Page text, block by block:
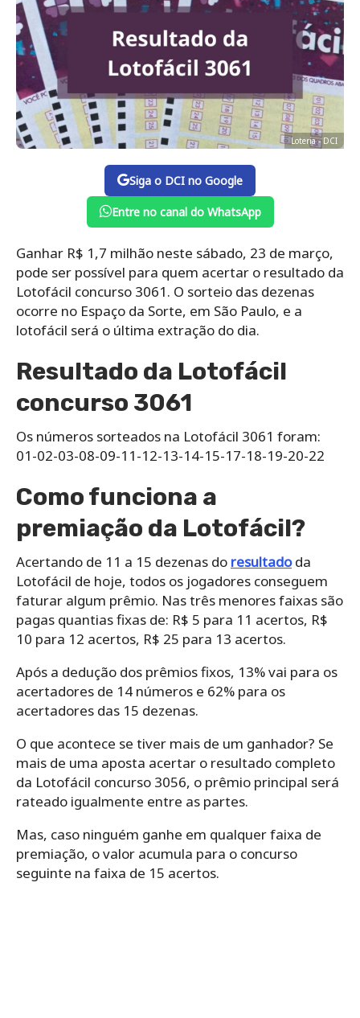
Loteria - DCI
Siga o DCI no Google
Entre no canal do WhatsApp
Ganhar R$ 1,7 milhão neste sábado, 23 de março,
pode ser possível para quem acertar o resultado da
Lotofácil concurso 3061. O sorteio das dezenas
ocorre no Espaço da Sorte, em São Paulo, e a
lotofácil será o última extração do dia.
Resultado da Lotofácil
concurso 3061
Os números sorteados na Lotofácil 3061 foram:
01-02-03-08-09-11-12-13-14-15-17-18-19-20-22
Como funciona a
premiação da Lotofácil?
Acertando de 11 a 15 dezenas do resultadoda
Lotofácil de hoje, todos os jogadores conseguem
faturar algum prêmio. Nas três menores faixas são
pagas quantias fixas de: R$ 5 para 11 acertos, R$
10 para 12 acertos, R$ 25 para 13 acertos.
Após a dedução dos prêmios fixos, 13% vai para os
acertadores de 14 números e 62% para os
acertadores das 15 dezenas.
O que acontece se tiver mais de um ganhador? Se
mais de uma aposta acertar o resultado completo
da Lotofácil concurso 3056, o prêmio principal será
rateado igualmente entre as partes.
Mas, caso ninguém ganhe em qualquer faixa de
premiação, o valor acumula para o concurso
seguinte na faixa de 15 acertos.